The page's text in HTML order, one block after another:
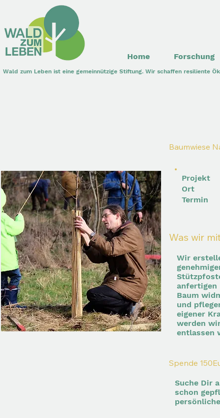
Home Forschung
Wald zum Leben ist eine gemeinnützige Stiftung. Wir schaffen resiliente
Baumwiese
Projekt
Ort
Termin
Was wir
Wir
anfertigen
Baum
und
eigener
werden
entlassen
Spende
Suche Dir
schon